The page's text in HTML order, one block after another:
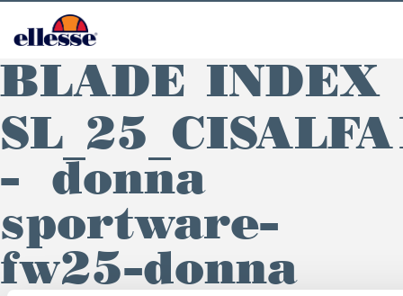
BLADE INDEX
– donna
sportware-
fw25-donna